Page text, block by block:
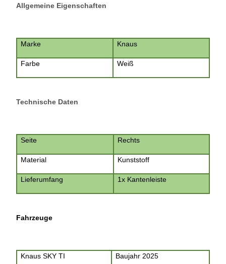
Allgemeine Eigenschaften
Marke Knaus
Farbe Weiß
Technische Daten
Seite Rechts
Material Kunststoff
Lieferumfang 1x Kantenleiste
Fahrzeuge
Knaus SKY TI Baujahr 2025